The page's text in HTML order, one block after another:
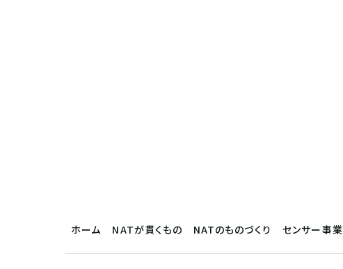
ホーム NATが貫くもの NATのものづくり センサー事業